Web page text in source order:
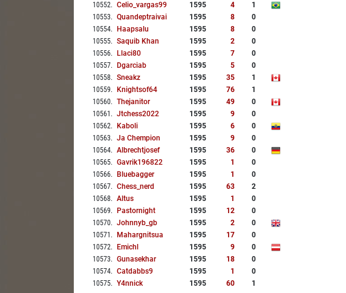
10552. Celio_vargas99 1595 4
1
10553. Quandeptraivai 1595 8
0
10554. Haapsalu 1595 8
0
10555. Saquib Khan 1595 2
0
10556. Llaci80 1595 7
0
10557. Dgarciab 1595 5
0
10558. Sneakz 1595 35
1
10559. Knightsof64 1595 76
1
10560. Thejanitor 1595 49
0
10561 . Jtchess2022 1595 9
0
10562. Kaboli 1595 6
0
10563. Ja Chempion 1595 9
0
10564. Albrechtjosef 1595 36
0
10565. Gavrik196822 1595 1
0
10566. Bluebagger 1595 1
0
10567. Chess_nerd 1595 63
2
10568. Altus 1595 1
0
10569. Pastornight 1595 12
0
10570. Johnnyb_gb 1595 2
0
10571 . Mahargnitsua 1595 17
0
10572. Emichl 1595 9
0
10573. Gunasekhar 1595 18
0
10574. Catdabbs9 1595 1
0
10575. Y4nnick 1595 60 1